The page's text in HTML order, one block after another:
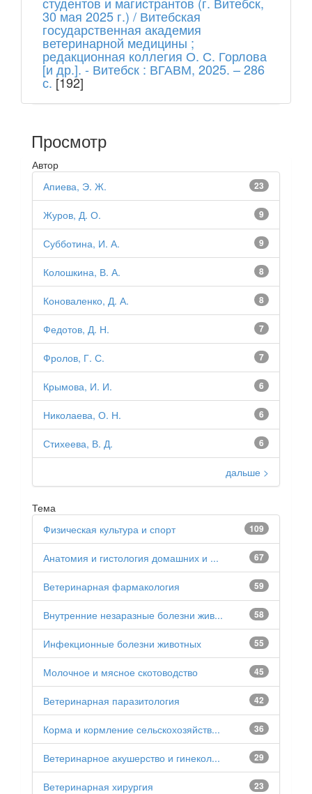
30 мая 2025 г.) / Витебская
государственная академия
ветеринарной медицины ;
редакционная коллегия О. С. Горлова
[и др.]. - Витебск : ВГАВМ, 2025. – 286
с. [192]
Просмотр
Автор
23
Апиева, Э. Ж.
9
Журов, Д. О.
9
Субботина, И. А.
8
Колошкина, В. А.
8
Коноваленко, Д. А.
7
Федотов, Д. Н.
7
Фролов, Г. С.
6
Крымова, И. И.
6
Николаева, О. Н.
6
Стихеева, В. Д.
дальше >
Тема
109
Физическая культура и спорт
67
Анатомия и гистология домашних и ...
59
Ветеринарная фармакология
58
Внутренние незаразные болезни жив...
55
Инфекционные болезни животных
45
Молочное и мясное скотоводство
42
Ветеринарная паразитология
36
Корма и кормление сельскохозяйств...
29
Ветеринарное акушерство и гинекол...
23
Ветеринарная хирургия